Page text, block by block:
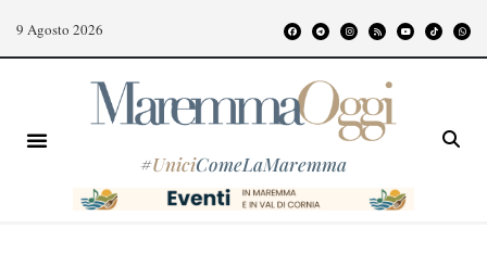
9 Agosto 2026
#UniciComeLaMaremma